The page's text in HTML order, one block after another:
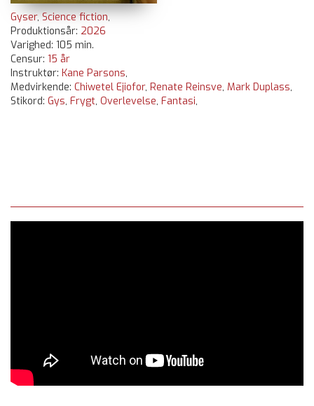
Gyser,Science fiction,
Produktionsår: 2026
Varighed: 105 min.
Censur: 15 år
Instruktør: Kane Parsons,
Medvirkende: Chiwetel Ejiofor, Renate Reinsve, Mark Duplass,
Stikord: Gys, Frygt, Overlevelse, Fantasi,